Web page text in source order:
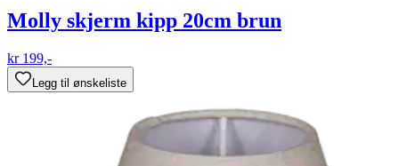
Molly skjerm kipp 20cm brun
kr 199,-
Legg til ønskeliste